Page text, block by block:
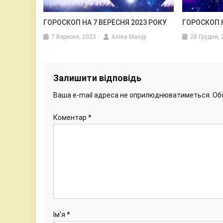
ГОРОСКОП НА 7 ВЕРЕСНЯ 2023 РОКУ
7 Вересня, 2023 Аліна Мазур
ГОРОСКОП
28 Грудня,
Залишити відповідь
Ваша e-mail адреса не оприлюднюватиметься.
Коментар *
Ім'я *